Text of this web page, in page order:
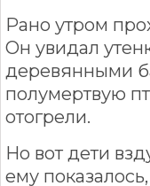
Рано утром
Он увидал
деревянными
полумертвую
отогрели.
Но вот дети
ему